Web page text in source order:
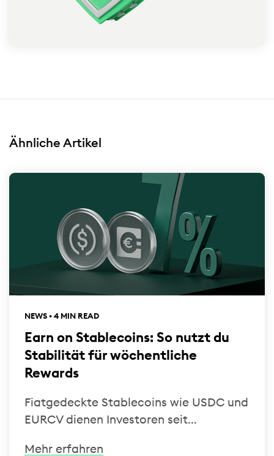
Ähnliche Artikel
NEWS • 4 MIN READ
Earn on Stablecoins: So nutzt du
Stabilität für wöchentliche
Rewards
Fiatgedeckte Stablecoins wie USDC und
EURCV dienen Investoren seit...
Mehr erfahren